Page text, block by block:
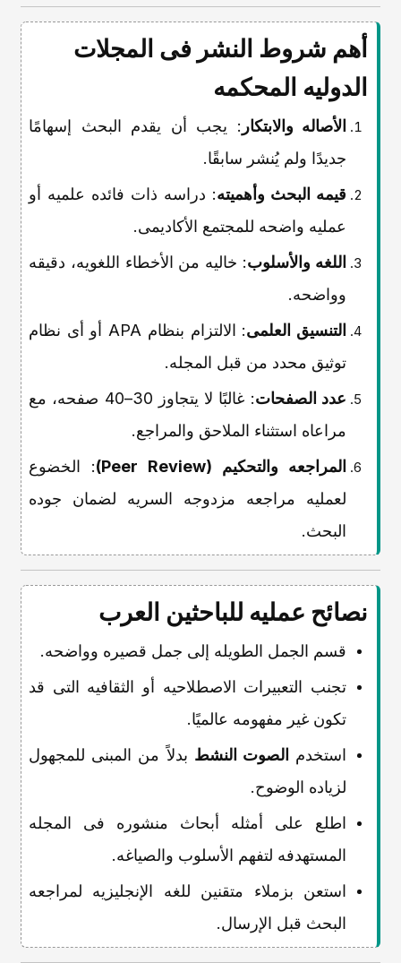
أهم شروط النشر فی المجلات
الدولیه المحکمه
الأصاله والابتکار : یجب أن یقدم البحث إسهامًا
جدیدًا ولم یُنشر سابقًا.
قیمه البحث وأهمیته: دراسه ذات فائده علمیه أو
عملیه واضحه للمجتمع الأکادیمی.
اللغه والأسلوب: خالیه من الأخطاء اللغویه، دقیقه
وواضحه.
التنسیق العلمی
: الالتزام بنظام APA أو أی نظام
توثیق محدد من قبل المجله.
عدد الصفحات
: غالبًا لا یتجاوز 30–40 صفحه، مع
مراعاه استثناء الملاحق والمراجع.
المراجعه والتحکیم (Peer Review)
: الخضوع
لعملیه مراجعه مزدوجه السریه لضمان جوده
البحث.
نصائح عملیه للباحثین العرب
قسم الجمل الطویله إلى جمل قصیره وواضحه.
تجنب التعبیرات الاصطلاحیه أو الثقافیه التی قد
تکون غیر مفهومه عالمیًا.
استخدم الصوت النشط بدلاً من المبنی للمجهول
لزیاده الوضوح.
اطلع على أمثله أبحاث منشوره فی المجله
المستهدفه لتفهم الأسلوب والصیاغه.
استعن بزملاء متقنین للغه الإنجلیزیه لمراجعه
البحث قبل الإرسال.